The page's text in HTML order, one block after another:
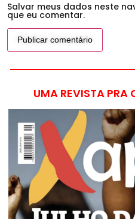
Salvar meus dados neste
que eu comentar.
UMA REVISTA PRA